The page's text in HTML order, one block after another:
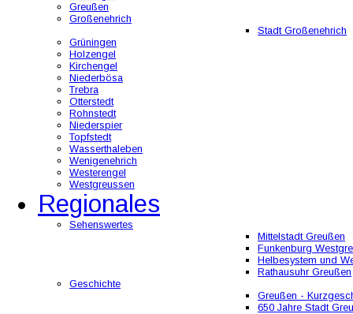
Greußen
Großenehrich
Stadt Großenehrich
Grüningen
Holzengel
Kirchengel
Niederbösa
Trebra
Otterstedt
Rohnstedt
Niederspier
Topfstedt
Wasserthaleben
Wenigenehrich
Westerengel
Westgreussen
Regionales
Sehenswertes
Mittelstadt Greußen
Funkenburg
Helbesystem und
Rathausuhr Greußen
Geschichte
Greußen -
650 Jahre Stadt